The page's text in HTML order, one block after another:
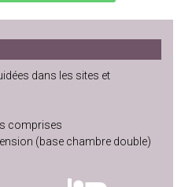
dans les sites et
comprises
(base chambre double)